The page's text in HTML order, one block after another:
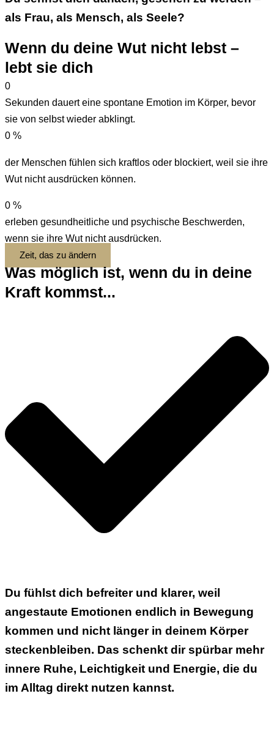
als Frau, als Mensch, als Seele?
Wenn du deine Wut nicht lebst –
lebt sie dich
0
Sekunden dauert eine spontane Emotion im Körper, bevor
sie von selbst wieder abklingt.
0 %
der Menschen fühlen sich kraftlos oder blockiert, weil sie ihre
Wut nicht ausdrücken können.
0 %
erleben gesundheitliche und psychische Beschwerden,
wenn sie ihre Wut nicht ausdrücken.
Zeit, das zu ändern
Was möglich ist, wenn du in deine
Kraft kommst...
Du fühlst dich befreiter und klarer, weil
angestaute Emotionen endlich in Bewegung
kommen und nicht länger in deinem Körper
steckenbleiben. Das schenkt dir spürbar mehr
innere Ruhe, Leichtigkeit und Energie, die du
im Alltag direkt nutzen kannst.